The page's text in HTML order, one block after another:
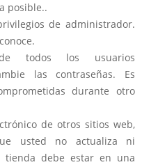
posible..
de administrador.
todos los usuarios
las contraseñas. Es
durante otro
de otros sitios web,
usted no actualiza ni
debe estar en una